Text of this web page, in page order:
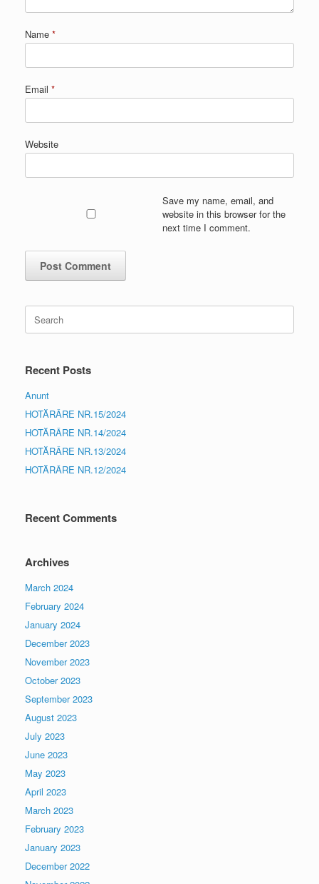
Name *
Email *
Website
Save my name, email, and
website in this browser for the
next time I comment.
Search
for:
Recent Posts
Anunt
HOTĂRÂRE NR.15/2024
HOTĂRÂRE NR.14/2024
HOTĂRÂRE NR.13/2024
HOTĂRÂRE NR.12/2024
Recent Comments
Archives
March 2024
February 2024
January 2024
December 2023
November 2023
October 2023
September 2023
August 2023
July 2023
June 2023
May 2023
April 2023
March 2023
February 2023
January 2023
December 2022